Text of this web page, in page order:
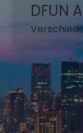
DFUN
DFUN